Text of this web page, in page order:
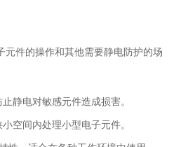
件的操作和其他需要静电防护的场
静电对敏感元件造成损害。
空间内处理小型电子元件。